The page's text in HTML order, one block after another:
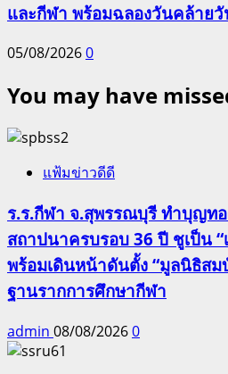
และกีฬา พร้อมฉลองวันคล้าย
05/08/20260
You may have
แฟ้มข่าวดีดี
ร.ร.กีฬา จ.สุพรรณบุรี ทำบุญท
สถาปนาครบรอบ 36 ปี ชูเป็น
พร้อมเดินหน้าดันตั้ง “มูลนิธิสม
ฐานรากการศึกษากีฬา
admin 08/08/20260